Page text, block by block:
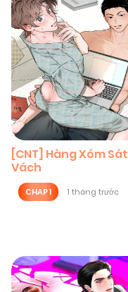
[CNT] Hàng Xóm Sát
Vách
CHAP 1 1 tháng trước